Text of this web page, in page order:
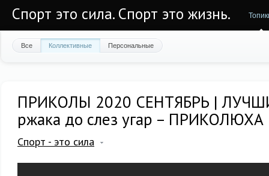
Спорт это сила. Спорт это жизнь.
Все Коллективные Персональные
ПРИКОЛЫ 2020 СЕНТЯБРЬ |
ржака до слез угар – ПРИКОЛЮХА
Спорт - это сила